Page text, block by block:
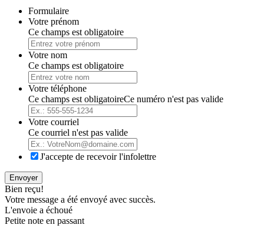
Formulaire
Votre prénom
Ce champs est obligatoire
Votre nom
Ce champs est obligatoire
Votre téléphone
Ce champs est obligatoireCe numéro n'est pas valide
Votre courriel
Ce courriel n'est pas valide
J'accepte de recevoir l'infolettre
Envoyer
Bien reçu!
Votre message a été envoyé avec succès.
L'envoie a échoué
Petite note en passant